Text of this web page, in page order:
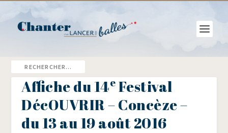
Affiche du 14e Festival
DécOUVRIR – Concèze –
du 13 au 19 août 2016